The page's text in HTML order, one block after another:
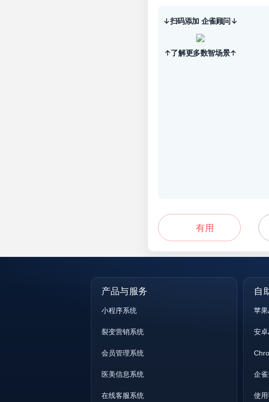
↓扫码添加 企雀顾问↓
↑了解更多数智场景↑
有用
产品与服务
小程序系统
裂变营销系统
会员管理系统
医美信息系统
在线客服系统
自
苹
安
企
使